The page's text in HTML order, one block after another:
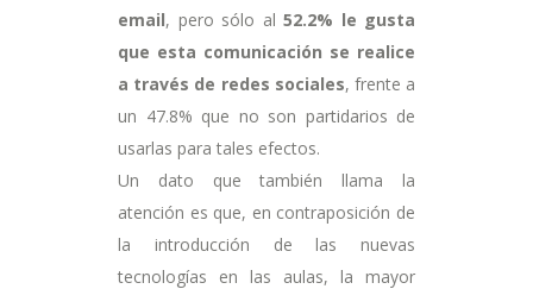
email, pero sólo al 52.2% le gusta
que esta comunicación se realice
a través de redes sociales, frente a
un 47.8% que no son partidarios de
usarlas para tales efectos.
Un dato que también llama la
atención es que, en contraposición de
la introducción de las nuevas
tecnologías en las aulas, la mayor